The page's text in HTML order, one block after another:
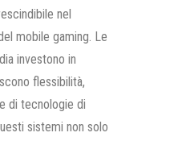
nel
mobile gaming. Le
investono in
flessibilità,
di tecnologie di
sistemi non solo